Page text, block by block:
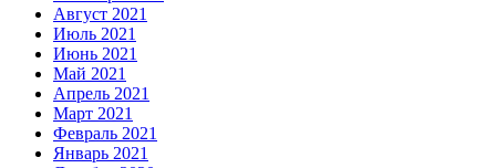
Август 2021
Июль 2021
Июнь 2021
Май 2021
Апрель 2021
Март 2021
Февраль 2021
Январь 2021